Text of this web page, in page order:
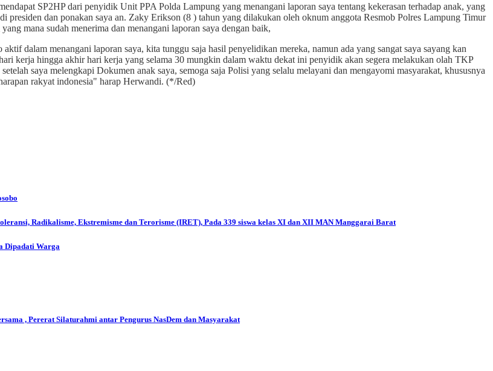
SP2HP dari penyidik Unit PPA Polda Lampung yang menangani laporan saya tentang kekerasan terhadap anak, yang
dan ponakan saya an. Zaky Erikson (8 ) tahun yang dilakukan oleh oknum anggota Resmob Polres Lampung Timur
mana sudah menerima dan menangani laporan saya dengan baik,
dalam menangani laporan saya, kita tunggu saja hasil penyelidikan mereka, namun ada yang sangat saya sayang kan
kerja hingga akhir hari kerja yang selama 30 mungkin dalam waktu dekat ini penyidik akan segera melakukan olah TKP
saya melengkapi Dokumen anak saya, semoga saja Polisi yang selalu melayani dan mengayomi masyarakat, khususnya
rakyat indonesia" harap Herwandi. (*/Red)
Radikalisme, Ekstremisme dan Terorisme (IRET), Pada 339 siswa kelas XI dan XII MAN Manggarai Barat
Dipadati Warga
, Pererat Silaturahmi antar Pengurus NasDem dan Masyarakat